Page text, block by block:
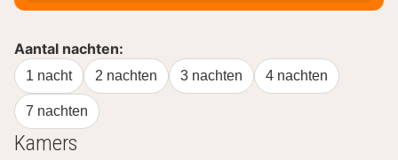
Aantal nachten:
1 nacht 2 nachten 3 nachten 4 nachten
7 nachten
Kamers